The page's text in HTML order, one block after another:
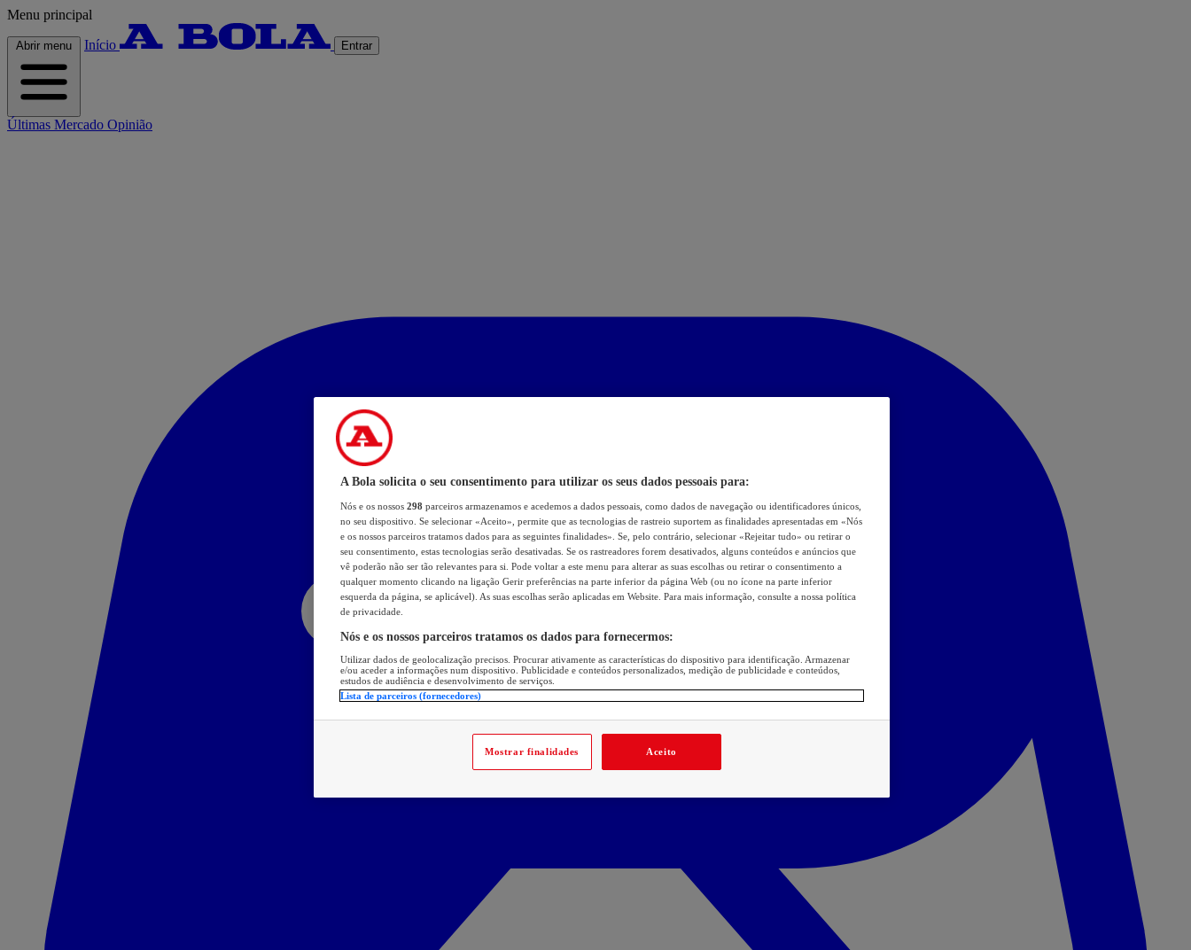
Menu principal
Abrir menu Início Entrar
Últimas Mercado Opinião
A Bola solicita o seu consentimento para utilizar os seus dados pessoais para:
Nós e os nossos 298 parceiros armazenamos e acedemos a dados pessoais, como dados de navegação ou identificadores únicos,
no seu dispositivo. Se selecionar «Aceito», permite que as tecnologias de rastreio suportem as finalidades apresentadas em «Nós
e os nossos parceiros tratamos dados para as seguintes finalidades». Se, pelo contrário, selecionar «Rejeitar tudo» ou retirar o
seu consentimento, estas tecnologias serão desativadas. Se os rastreadores forem desativados, alguns conteúdos e anúncios que
vê poderão não ser tão relevantes para si. Pode voltar a este menu para alterar as suas escolhas ou retirar o consentimento a
qualquer momento clicando na ligação Gerir preferências na parte inferior da página Web (ou no ícone na parte inferior
esquerda da página, se aplicável). As suas escolhas serão aplicadas em Website. Para mais informação, consulte a nossa política
de privacidade.
Nós e os nossos parceiros tratamos os dados para fornecermos:
Utilizar dados de geolocalização precisos. Procurar ativamente as características do dispositivo para identificação. Armazenar
e/ou aceder a informações num dispositivo. Publicidade e conteúdos personalizados, medição de publicidade e conteúdos,
estudos de audiência e desenvolvimento de serviços.
Lista de parceiros (fornecedores)
Mostrar finalidades Aceito